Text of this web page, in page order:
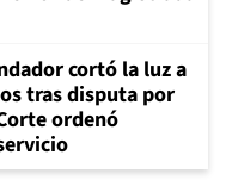
cortó la luz a
tras disputa por
ordenó